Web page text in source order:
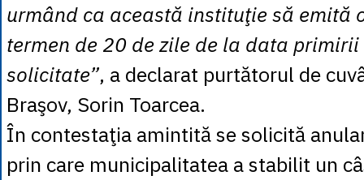
urmând ca această instituţie să emită
termen de 20 de zile de la data
solicitate”, a declarat purtătorul de
Braşov, Sorin Toarcea.
În contestaţia amintită se solicită
prin care municipalitatea a stabilit un